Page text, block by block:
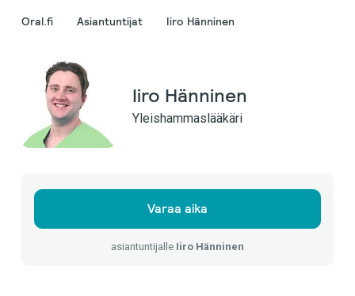
Oral.fi Asiantuntijat Iiro Hänninen
Iiro Hänninen
Yleishammaslääkäri
Varaa aika
asiantuntijalle Iiro Hänninen